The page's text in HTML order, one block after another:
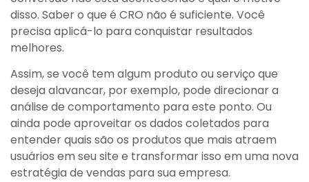
disso. Saber o que é CRO não é suficiente. Você
precisa aplicá-lo para conquistar resultados
melhores.
Assim, se você tem algum produto ou serviço que
deseja alavancar, por exemplo, pode direcionar a
análise de comportamento para este ponto. Ou
ainda pode aproveitar os dados coletados para
entender quais são os produtos que mais atraem
usuários em seu site e transformar isso em uma nova
estratégia de vendas para sua empresa.